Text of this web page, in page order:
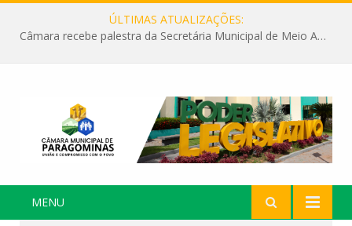
ÚLTIMAS ATUALIZAÇÕES:
Câmara recebe palestra da Secretária Municipal de Meio Ambiente sobre as ações da “SEMANA DO MEIO AMBIENTE”
MENU